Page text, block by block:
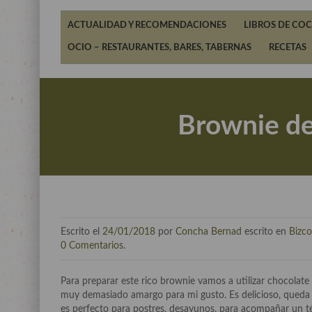
ACTUALIDAD Y RECOMENDACIONES LIBROS DE
OCIO – RESTAURANTES, BARES, TABERNAS RECETAS
Brownie
Escrito el 24/01/2018 por Concha Bernad escrito en
0 Comentarios.
Para preparar este rico brownie vamos a utilizar
muy demasiado amargo para mi gusto. Es delicioso,
es perfecto para postres, desayunos, para acompañar un